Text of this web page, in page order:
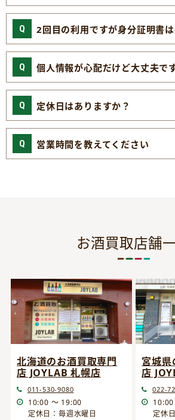
2回目の利用ですが身分証明書
個人情報が心配だけど大丈夫で
定休日はありますか？
営業時間を教えてください
お酒買取店舗
北海道のお酒買取専門
店 JOYLAB 札幌店
011-530-9080
10:00 ～ 19:00
定休日：毎週水曜日
宮城県
店
022-
定休